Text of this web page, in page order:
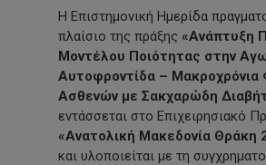
Η Επιστημονική Ημερίδα
πλαίσιο της πράξης «Ανάπτυξη
Μοντέλου Ποιότητας στην
Αυτοφροντίδα – Μακροχρόνια
Ασθενών με Σακχαρώδη
εντάσσεται στο Επιχειρησιακό
«Ανατολική Μακεδονία Θράκη
και υλοποιείται με τη